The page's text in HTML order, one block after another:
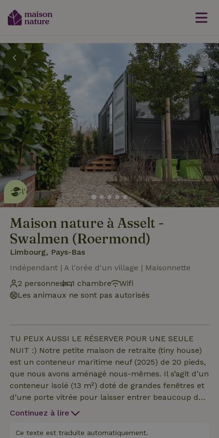
Cette Maison Nature fait de
l'effeten savoir plus
Maison nature à Asselt -
Swalmen (Roermond)
Limbourg, Pays-Bas
Indépendant | A l'orée d'un village | Maisonnette
2 personnes
1 chambre
Wifi
Les animaux ne sont pas autorisés
TU PEUX AUSSI LE RÉSERVER POUR UNE SEULE
NUIT :) Notre petite maison de retraite (tiny house)
est un conteneur maritime neuf (2025) de 20 pieds,
que nous avons aménagé nous-mêmes. Il s’agit d’un
conteneur isolé (13 m²) doté de grandes fenêtres et
d’une porte vitrée pour laisser entrer beaucoup de
lumière naturelle, et équipé de tout ce qu’il faut
notamment une douche agréable, des toilettes, une
Continuez à lire
Ce texte est traduite automatiquement.